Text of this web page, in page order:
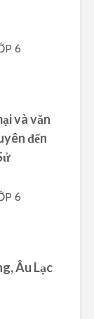
6
và văn
đến
6
Âu Lạc